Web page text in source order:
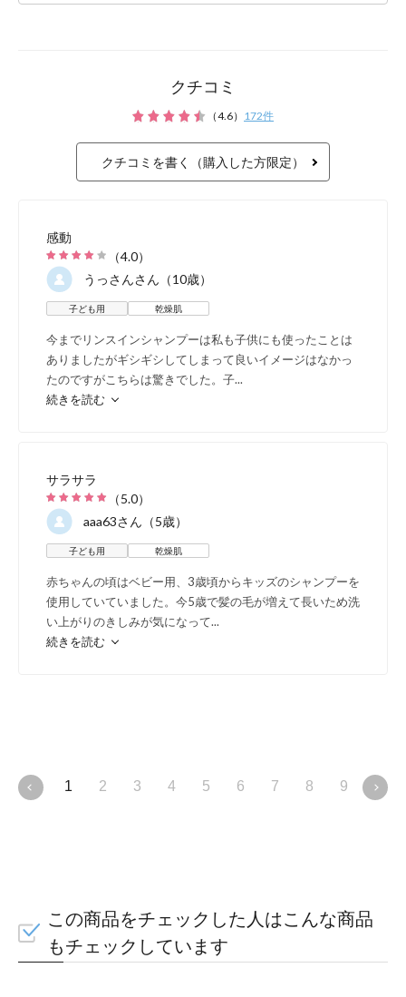
クチコミ
（4.6） 172件
クチコミを書く（購入した方限定）
感動
（4.0）
うっさんさん（10歳）
子ども用 乾燥肌
今までリンスインシャンプーは私も子供にも使ったことは
ありましたがギシギシしてしまって良いイメージはなかっ
たのですがこちらは驚きでした。子...
続きを読む
サラサラ
（5.0）
aaa63さん（5歳）
子ども用 乾燥肌
赤ちゃんの頃はベビー用、3歳頃からキッズのシャンプーを
使用していていました。今5歳で髪の毛が増えて長いため洗
い上がりのきしみが気になって...
続きを読む
1 2 3 4 5 6 7 8 9 10
この商品をチェックした人はこんな商品
もチェックしています